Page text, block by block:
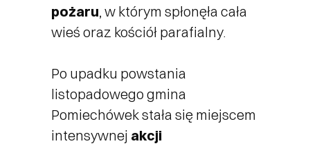
pożaru, w którym spłonęła cała
wieś oraz kościół parafialny.
Po upadku powstania
listopadowego gmina
Pomiechówek stała się miejscem
intensywnej akcji